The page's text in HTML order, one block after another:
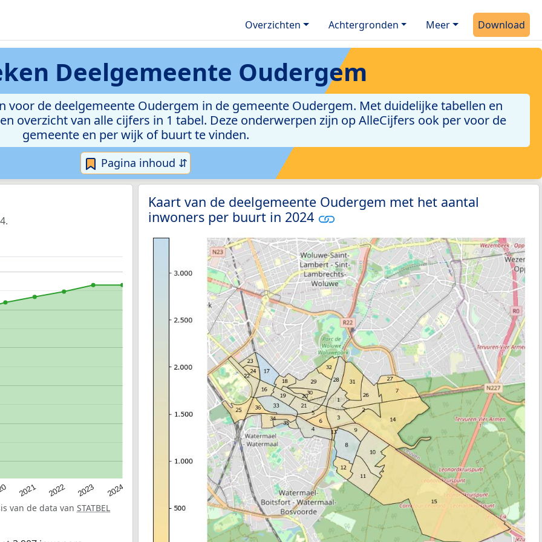
Overzichten Achtergronden Meer Download
Deelgemeente Oudergem
voor de deelgemeente Oudergem in de gemeente Oudergem. Met duidelijke tabellen en
overzicht van alle cijfers in 1 tabel. Deze onderwerpen zijn op AlleCijfers ook per voor de
gemeente en per wijk of buurt te vinden.
Pagina inhoud ⇵
2021 2022 2023 2024
van de data van STATBEL
Kaart van de deelgemeente Oudergem met het aantal
inwoners per buurt in 2024